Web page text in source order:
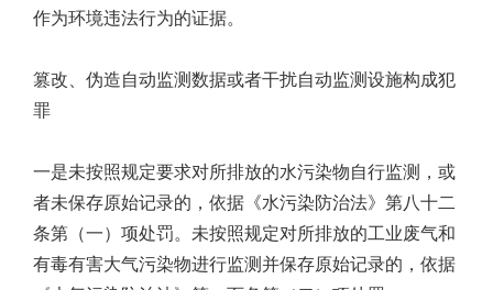
作为环境违法行为的证据。
篡改、伪造自动监测数据或者干扰自动监测设施构成犯
罪
一是未按照规定要求对所排放的水污染物自行监测，或
者未保存原始记录的，依据《水污染防治法》第八十二
条第（一）项处罚。未按照规定对所排放的工业废气和
有毒有害大气污染物进行监测并保存原始记录的，依据